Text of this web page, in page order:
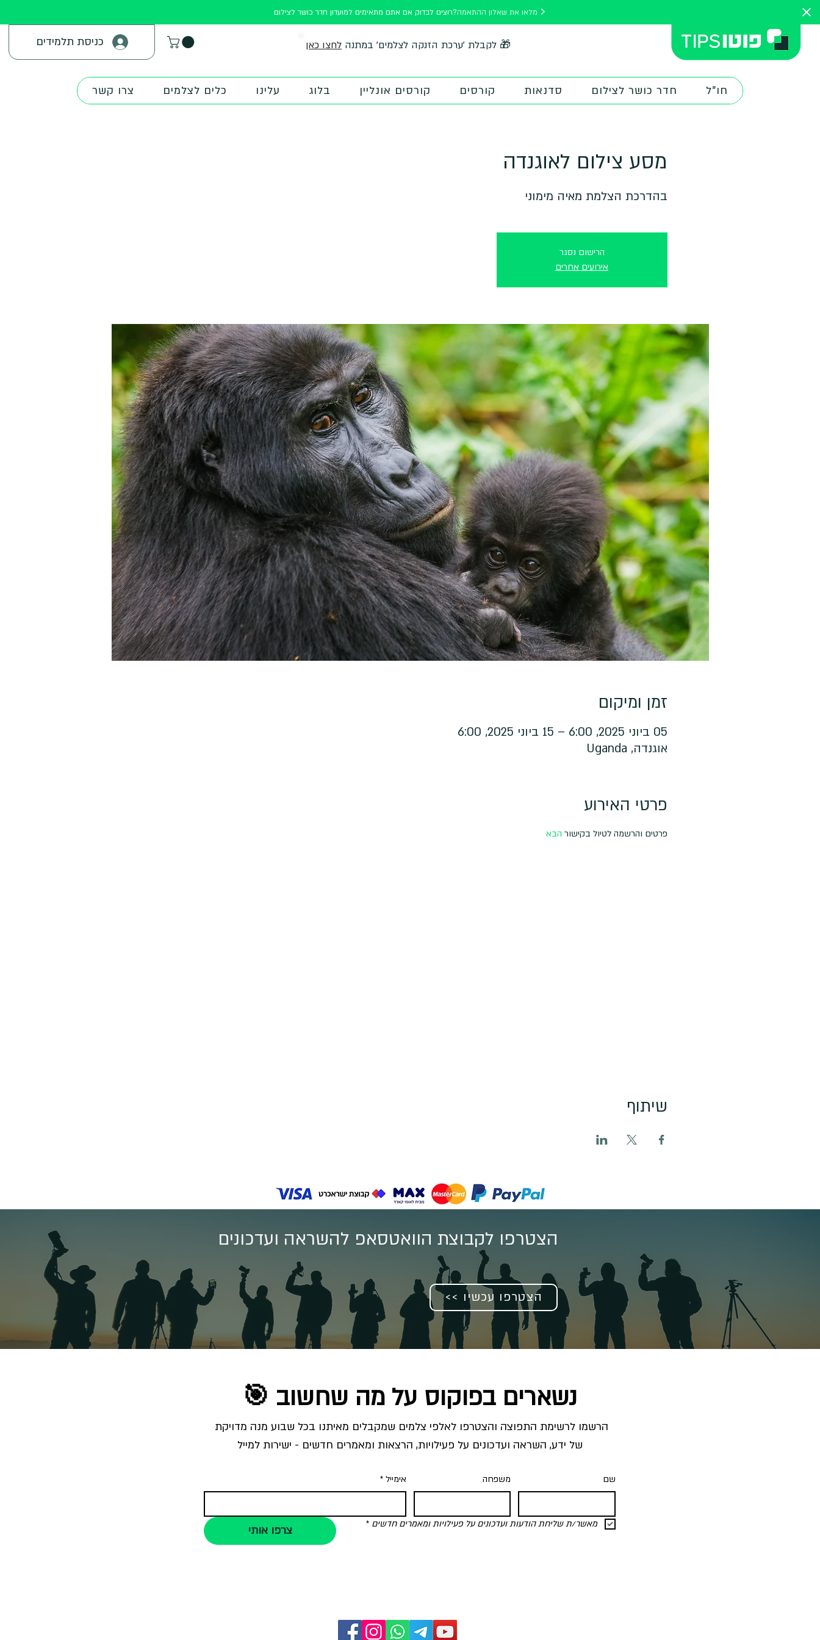
רוצים לבדוק אם אתם מתאימים למועדון חדר כושר לצילום?
כניסת תלמידים לחצו כאן 🎁 לקבלת 'ערכת הזנקה לצלמים' במתנה
חו"ל חדר כושר לצילום סדנאות קורסים קורסים אונליין בלוג עלינו כלים לצלמים צרו קשר
מסע צילום לאוגנדה
בהדרכת הצלמת מאיה מימוני
הרישום נסגר
אירועים אחרים
זמן ומיקום
05 ביוני 2025, 6:00 – 15 ביוני 2025, 6:00
אוגנדה, Uganda
פרטי האירוע
פרטים והרשמה לטיול בקישור הבא
שיתוף
הצטרפו לקבוצת הוואטסאפ להשראה ועדכונים
<< הצטרפו עכשיו
נשארים בפוקוס על מה שחשוב 🎯
של ידע, השראה ועדכונים על פעילויות, הרצאות ומאמרים חדשים - ישירות למייל
שם משפחה אימייל *
מאשר/ת שליחת הודעות ועדכונים על פעילויות ומאמרים חדשים * צרפו אותי